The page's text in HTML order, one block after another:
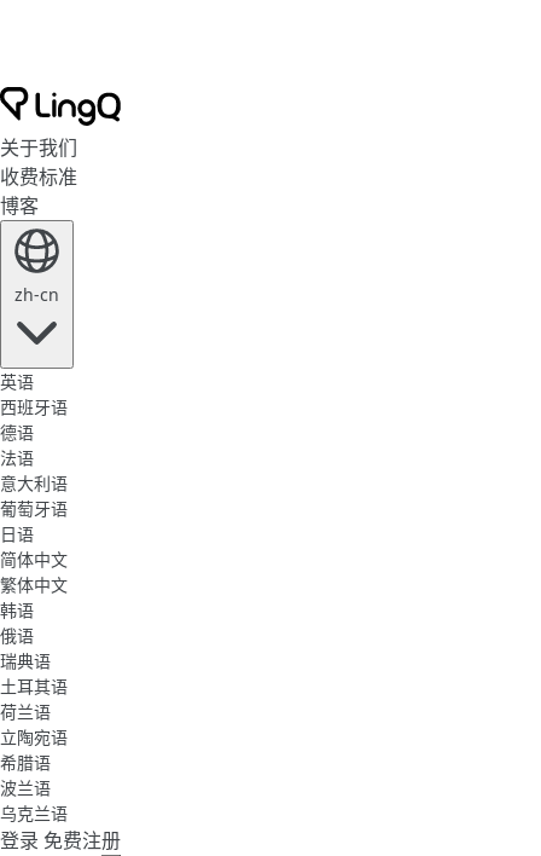
关于我们
收费标准
博客
zh-cn
英语
西班牙语
德语
法语
意大利语
葡萄牙语
日语
简体中文
繁体中文
韩语
俄语
瑞典语
土耳其语
荷兰语
立陶宛语
希腊语
波兰语
乌克兰语
登录 免费注册